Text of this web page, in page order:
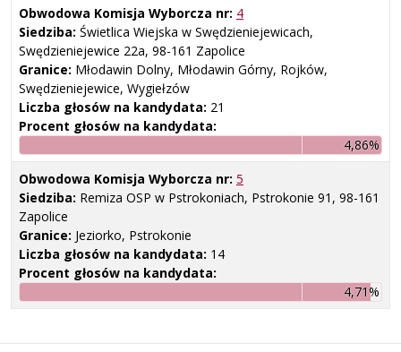
Obwodowa Komisja Wyborcza nr: 4
Siedziba: Świetlica Wiejska w Swędzieniejewicach,
Swędzieniejewice 22a, 98-161 Zapolice
Granice: Młodawin Dolny, Młodawin Górny, Rojków,
Swędzieniejewice, Wygiełzów
Liczba głosów na kandydata: 21
Procent głosów na kandydata:
4,86%
Obwodowa Komisja Wyborcza nr: 5
Siedziba: Remiza OSP w Pstrokoniach, Pstrokonie 91, 98-161
Zapolice
Granice: Jeziorko, Pstrokonie
Liczba głosów na kandydata: 14
Procent głosów na kandydata:
4,71%